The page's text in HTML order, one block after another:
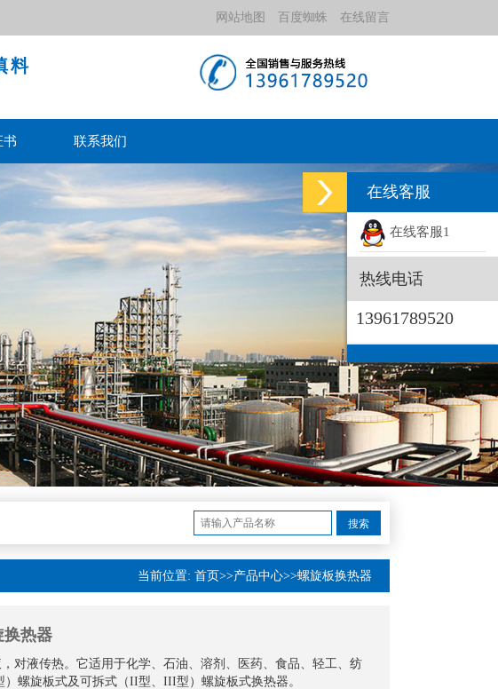
网站地图 百度蜘蛛 在线留言
料
书 联系我们
搜索
当前位置: 首页>>产品中心>>螺旋板换热器
换热器
对液传热。它适用于化学、石油、溶剂、医药、食品、轻工、纺
螺旋板式及可拆式（II型、III型）螺旋板式换热器。
在线客服
在线客服1
热线电话
13961789520